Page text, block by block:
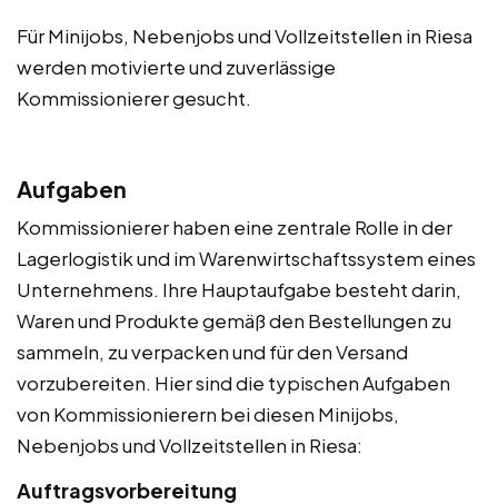
Für Minijobs, Nebenjobs und Vollzeitstellen in Riesa
werden motivierte und zuverlässige
Kommissionierer gesucht.
Aufgaben
Kommissionierer haben eine zentrale Rolle in der
Lagerlogistik und im Warenwirtschaftssystem eines
Unternehmens. Ihre Hauptaufgabe besteht darin,
Waren und Produkte gemäß den Bestellungen zu
sammeln, zu verpacken und für den Versand
vorzubereiten. Hier sind die typischen Aufgaben
von Kommissionierern bei diesen Minijobs,
Nebenjobs und Vollzeitstellen in Riesa:
Auftragsvorbereitung